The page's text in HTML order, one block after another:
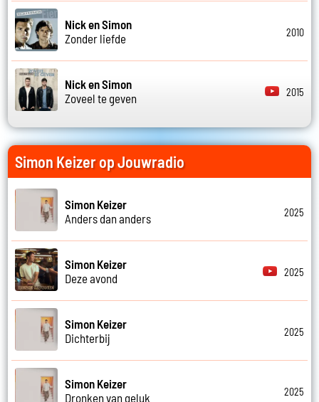
Nick en Simon
Zonder liefde
2010
Nick en Simon
Zoveel te geven
2015
Simon Keizer op Jouwradio
Simon Keizer
Anders dan anders
2025
Simon Keizer
Deze avond
2025
Simon Keizer
Dichterbij
2025
Simon Keizer
Dronken van geluk
2025